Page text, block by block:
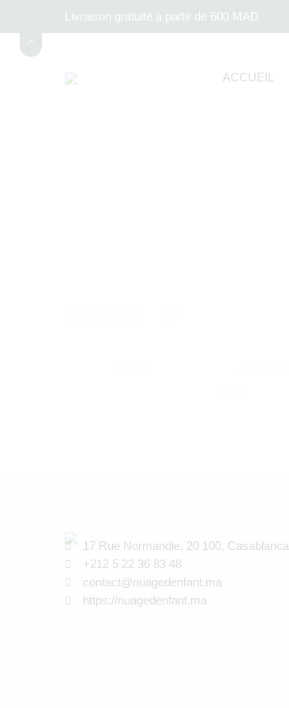
Livraison gratuite à partir de 600 MAD
ACCUEIL
17 Rue Normandie, 20 100, Casablanca
+212 5 22 36 83 48
contact@nuagedenfant.ma
https://nuagedenfant.ma